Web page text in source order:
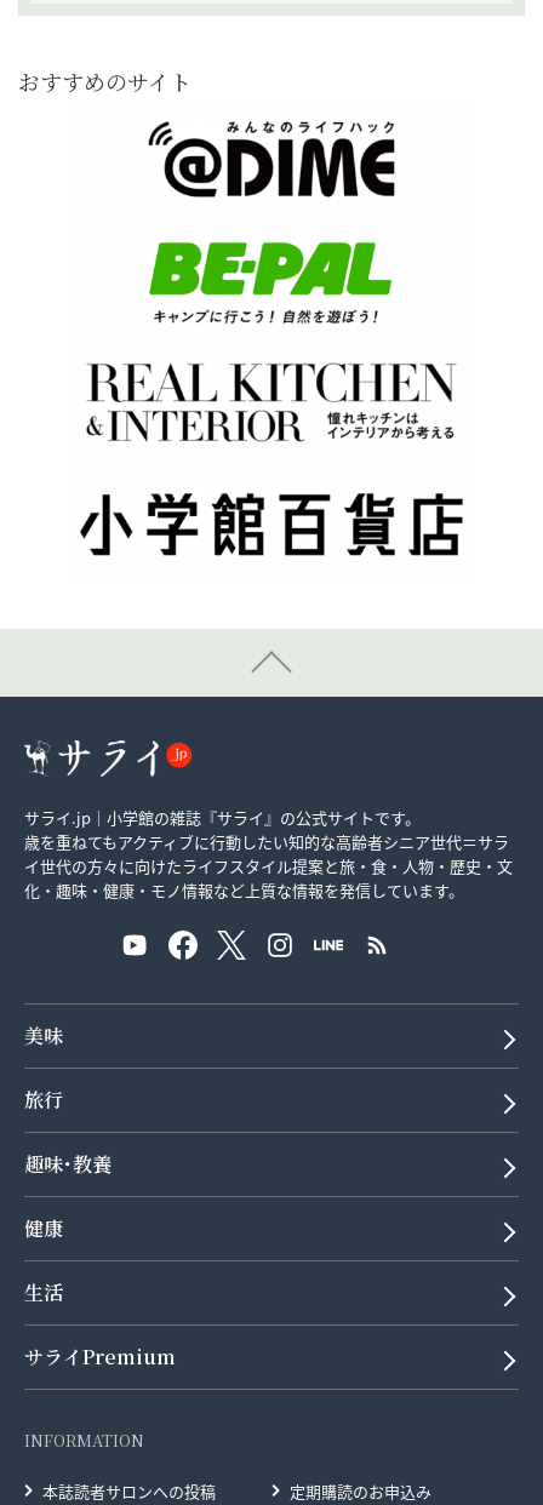
おすすめのサイト
サライ.jp｜小学館の雑誌『サライ』の公式サイトです。
歳を重ねてもアクティブに行動したい知的な高齢者シニア世代＝サラ
イ世代の方々に向けたライフスタイル提案と旅・食・人物・歴史・文
化・趣味・健康・モノ情報など上質な情報を発信しています。
美味
旅行
趣味･教養
健康
生活
サライPremium
INFORMATION
本誌読者サロンへの投稿 定期購読のお申込み